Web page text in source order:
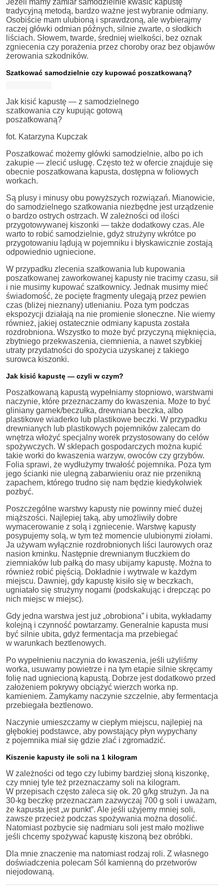
Jeżeli mamy zamiar samodzielnie kwasić kapustę
tradycyjną metodą, bardzo ważne jest wybranie odmiany.
Osobiście mam ulubioną i sprawdzoną, ale wybierajmy
raczej główki odmian późnych, silnie zwarte, o słodkich
liściach. Słowem, twarde, średniej wielkości, bez oznak
zgniecenia czy porażenia przez choroby oraz bez objawów
żerowania szkodników.
Szatkować samodzielnie czy kupować poszatkowaną?
Jak kisić kapustę — z samodzielnego
szatkowania czy kupując gotową
poszatkowaną?
fot. Katarzyna Kupczak
Poszatkować możemy główki samodzielnie, albo po ich
zakupie — zlecić usługę. Często też w ofercie znajduje się
obecnie poszatkowana kapusta, dostępna w foliowych
workach.
Są plusy i minusy obu powyższych rozwiązań. Mianowicie,
do samodzielnego szatkowania niezbędne jest urządzenie
o bardzo ostrych ostrzach. W zależności od ilości
przygotowywanej kiszonki — także dodatkowy czas. Ale
warto to robić samodzielnie, gdyż strużyny wkrótce po
przygotowaniu lądują w pojemniku i błyskawicznie zostają
odpowiednio ugniecione.
W przypadku zlecenia szatkowania lub kupowania
poszatkowanej zaworkowanej kapusty nie tracimy czasu, sił
i nie musimy kupować szatkownicy. Jednak musimy mieć
świadomość, że pocięte fragmenty ulegają przez pewien
czas (bliżej nieznany) utlenianiu. Poza tym podczas
ekspozycji działają na nie promienie słoneczne. Nie wiemy
również, jakiej ostatecznie odmiany kapusta została
rozdrobniona. Wszystko to może być przyczyną mięknięcia,
zbytniego przekwaszenia, ciemnienia, a nawet szybkiej
utraty przydatności do spożycia uzyskanej z takiego
surowca kiszonki.
Jak kisić kapustę — czyli w czym?
Poszatkowaną kapustą wypełniamy stopniowo, warstwami
naczynie, które przeznaczamy do kwaszenia. Może to być
gliniany garnek/beczułka, drewniana beczka, albo
plastikowe wiaderko lub plastikowe beczki. W przypadku
drewnianych lub plastikowych pojemników zalecam do
wnętrza włożyć specjalny worek przystosowany do celów
spożywczych. W sklepach gospodarczych można kupić
takie worki do kwaszenia warzyw, owoców czy grzybów.
Folia sprawi, że wydłużymy trwałość pojemnika. Poza tym
jego ścianki nie ulegną zabarwieniu oraz nie przenikną
zapachem, którego trudno się nam będzie kiedykolwiek
pozbyć.
Poszczególne warstwy kapusty nie powinny mieć dużej
miąższości. Najlepiej taką, aby umożliwiły dobre
wymacerowanie z solą i zgniecenie. Warstwę kapusty
posypujemy solą, w tym też momencie ulubionymi ziołami.
Ja używam wyłącznie rozdrobnionych liści laurowych oraz
nasion kminku. Następnie drewnianym tłuczkiem do
ziemniaków lub pałką do masy ubijamy kapustę. Można to
również robić pięścią. Dokładnie i wytrwale w każdym
miejscu. Dawniej, gdy kapustę kisiło się w beczkach,
ugniatało się strużyny nogami (podskakując i drepcząc po
nich miejsc w miejsc).
Gdy jedna warstwa jest już „obrobiona” i ubita, wykładamy
kolejną i czynność powtarzamy. Generalnie kapusta musi
być silnie ubita, gdyż fermentacja ma przebiegać
w warunkach beztlenowych.
Po wypełnieniu naczynia do kwaszenia, jeśli użyliśmy
worka, usuwamy powietrze i na tym etapie silnie skręcamy
folię nad ugniecioną kapustą. Dobrze jest dodatkowo przed
założeniem pokrywy obciążyć wierzch worka np.
kamieniem. Zamykamy naczynie szczelnie, aby fermentacja
przebiegała beztlenowo.
Naczynie umieszczamy w ciepłym miejscu, najlepiej na
głębokiej podstawce, aby powstający płyn wypychany
z pojemnika miał się gdzie zlać i zgromadzić.
Kiszenie kapusty ile soli na 1 kilogram
W zależności od tego czy lubimy bardziej słoną kiszonkę,
czy mniej tyle też przeznaczamy soli na kilogram.
W przepisach często zaleca się ok. 20 g/kg strużyn. Ja na
30-kg beczkę przeznaczam zazwyczaj 700 g soli i uważam,
że kapusta jest „w punkt”. Ale jeśli użyjemy mniej soli,
zawsze przecież podczas spożywania można dosolić.
Natomiast pozbycie się nadmiaru soli jest mało możliwe
jeśli chcemy spożywać kapustę kiszoną bez obróbki.
Dla mnie znaczenie ma natomiast rodzaj roli. Z własnego
doświadczenia polecam Sól kamienną do przetworów
niejodowaną.